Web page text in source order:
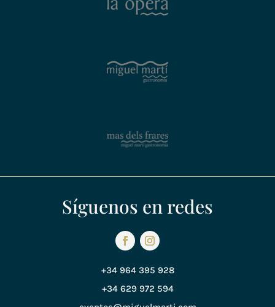
Síguenos en redes
+34 964 395 928
+34 629 972 594